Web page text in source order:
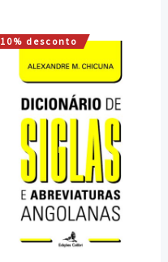
10% desconto
O
preço
original
era:
5,00 €.
O
preço
atual
é:
4,50 €.